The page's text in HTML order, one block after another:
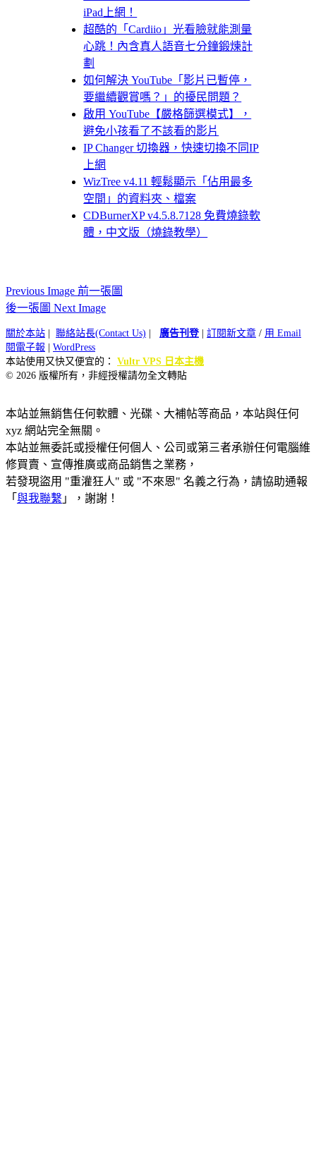
iPad上網！
超酷的「Cardiio」光看臉就能測量
心跳！內含真人語音七分鐘鍛煉計
劃
如何解決 YouTube「影片已暫停，
要繼續觀賞嗎？」的擾民問題？
啟用 YouTube【嚴格篩選模式】，
避免小孩看了不該看的影片
IP Changer 切換器，快速切換不同IP
上網
WizTree v4.11 輕鬆顯示「佔用最多
空間」的資料夾、檔案
CDBurnerXP v4.5.8.7128 免費燒錄軟
體，中文版（燒錄教學）
Previous Image 前一張圖
後一張圖 Next Image
關於本站 聯絡站長(Contact Us) 廣告刊登| 訂閱新文章 / 用 Email
閱電子報
WordPress
本站使用又快又便宜的： Vultr VPS 日本主機
© 2026 版權所有，非經授權請勿全文轉貼
本站並無銷售任何軟體、光碟、大補帖等商品，本站與任何
xyz 網站完全無關。
本站並無委託或授權任何個人、公司或第三者承辦任何電腦維
修買賣、宣傳推廣或商品銷售之業務，
若發現盜用 "重灌狂人" 或 "不來恩" 名義之行為，請協助通報
「 與我聯繫 」，謝謝！